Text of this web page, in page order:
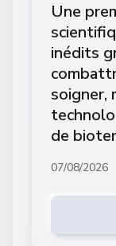
Une
inédits
soigner,
de
07/08/2026